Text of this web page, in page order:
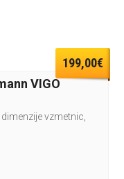
199,00€
VIGO
vzmetnic,